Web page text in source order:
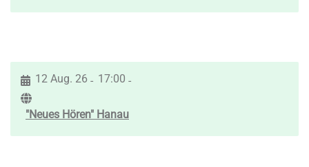
12 Aug. 26 - 17:00 -
"Neues Hören" Hanau